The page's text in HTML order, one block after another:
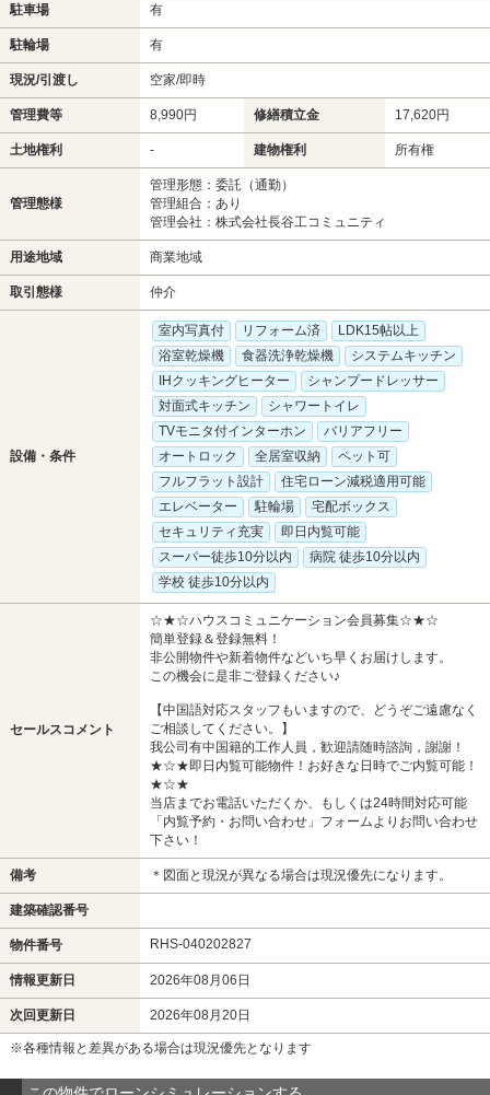
駐車場 有
駐輪場 有
現況/引渡し 空家/即時
管理費等 8,990円 修繕積立金 17,620円
土地権利 - 建物権利 所有権
管理態様
管理形態：委託（通勤）
管理組合：あり
管理会社：株式会社長谷工コミュニティ
用途地域 商業地域
取引態様 仲介
設備・条件
室内写真付 リフォーム済
LDK15帖以上
浴室乾燥機
食器洗浄乾燥機
システムキッチン
IHクッキングヒーター
シャンプードレッサー
対面式キッチン
シャワートイレ
TVモニタ付インターホン
バリアフリー
オートロック
全居室収納
ペット可
フルフラット設計
住宅ローン減税適用可能
エレベーター
駐輪場
宅配ボックス
セキュリティ充実
即日内覧可能
スーパー徒歩10分以内
病院 徒歩10分以内
学校 徒歩10分以内
セールスコメント
☆★☆ハウスコミュニケーション会員募集☆★☆
簡単登録＆登録無料！
非公開物件や新着物件などいち早くお届けします。
この機会に是非ご登録ください♪
【中国語対応スタッフもいますので、どうぞご遠慮なく
ご相談してください。】
我公司有中国籍的工作人員，歓迎請随時諮詢，謝謝！
★☆★即日内覧可能物件！お好きな日時でご内覧可能！
★☆★
当店までお電話いただくか、もしくは24時間対応可能
「内覧予約・お問い合わせ」フォームよりお問い合わせ
下さい！
備考 ＊図面と現況が異なる場合は現況優先になります。
建築確認番号
物件番号 RHS-040202827
情報更新日 2026年08月06日
次回更新日 2026年08月20日
※各種情報と差異がある場合は現況優先となります